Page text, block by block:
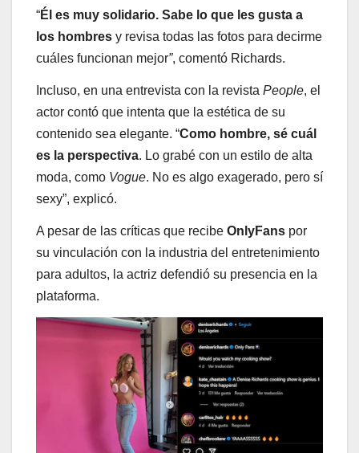
“Él es muy solidario. Sabe lo que les gusta a
los hombres y revisa todas las fotos para decirme
cuáles funcionan mejor”, comentó Richards.
Incluso, en una entrevista con la revista People, el
actor contó que intenta que la estética de su
contenido sea elegante. “Como hombre, sé cuál
es la perspectiva. Lo grabé con un estilo de alta
moda, como Vogue. No es algo exagerado, pero sí
sexy”, explicó.
A pesar de las críticas que recibe OnlyFans por
su vinculación con la industria del entretenimiento
para adultos, la actriz defendió su presencia en la
plataforma.